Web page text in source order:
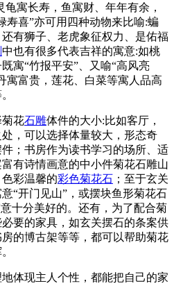
龟寓长寿，鱼寓财、年年有余，
寿喜”亦可用四种动物来比喻:蝙
有狮子、老虎象征权力、是佑福
中也有很多代表吉祥的寓意:如桃
寓“竹报平安”、又喻“高风亮
寓富贵，莲花、白菜等寓人品高
花石雕体件的大小:比如客厅，
，可以选择体量较大，形态奇
；书房作为读书学习的场所、适
有诗情画意的中小件菊花石雕山
彩温馨的彩色菊花石 ；至于玄关
“开门见山”，或摆块鱼形菊花石
十分美好的。还有，为了配合菊
要的家具，如玄关摆石的条案供
的博古架等等，都可以帮助菊花
体现主人个性，都能把自己的家